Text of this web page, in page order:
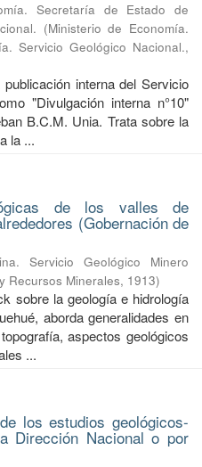
Secretaría de Estado de
(Ministerio de Economía.
Servicio Geológico Nacional.,
interna del Servicio
"Divulgación interna n°10"
B.C.M. Unia. Trata sobre la
la ...
de los valles de
(Gobernación de
Servicio Geológico Minero
Recursos Minerales, 1913)
sobre la geología e hidrología
aborda generalidades en
aspectos geológicos
...
los estudios geológicos-
Dirección Nacional o por